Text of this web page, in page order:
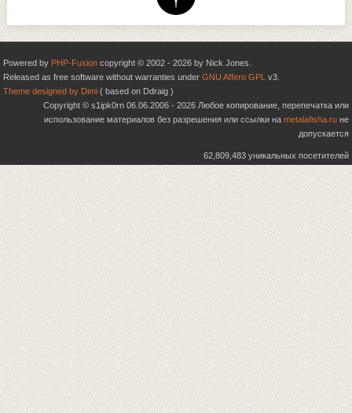
Powered by PHP-Fusion copyright © 2002 - 2026 by Nick Jones.
Released as free software without warranties under GNU Affero GPL v3.
Theme designed by Dimi ( based on Ddraig )
Copyright © s1ipk0rn 06.06.2006 - 2026 Любое копирование, перепечатка или
использование материалов без разрешения или ссылки на metalafisha.ru не
допускается
62,809,483 уникальных посетителей